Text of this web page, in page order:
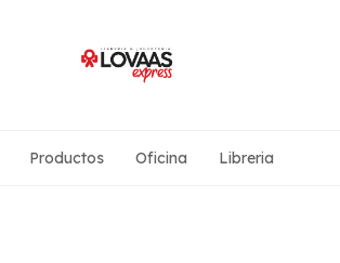
Productos Oficina Libreria